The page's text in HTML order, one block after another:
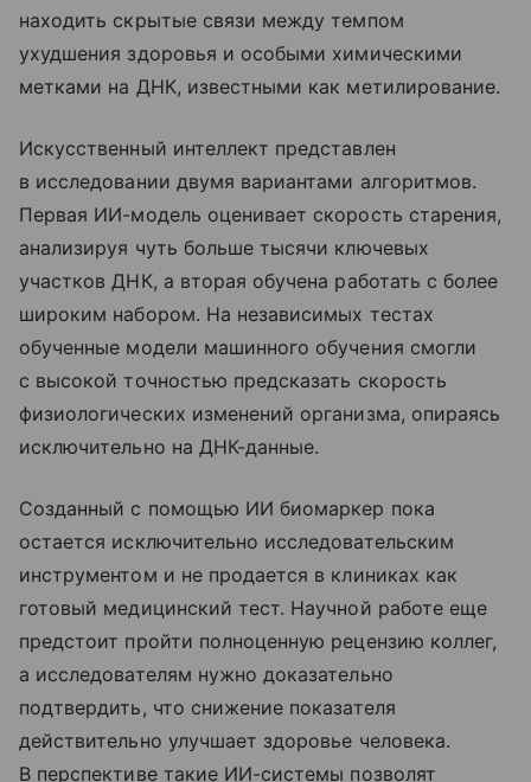
находить скрытые связи между темпом
ухудшения здоровья и особыми химическими
метками на ДНК, известными как метилирование.
Искусственный интеллект представлен
в исследовании двумя вариантами алгоритмов.
Первая ИИ-модель оценивает скорость старения,
анализируя чуть больше тысячи ключевых
участков ДНК, а вторая обучена работать с более
широким набором. На независимых тестах
обученные модели машинного обучения смогли
с высокой точностью предсказать скорость
физиологических изменений организма, опираясь
исключительно на ДНК-данные.
Созданный с помощью ИИ биомаркер пока
остается исключительно исследовательским
инструментом и не продается в клиниках как
готовый медицинский тест. Научной работе еще
предстоит пройти полноценную рецензию коллег,
а исследователям нужно доказательно
подтвердить, что снижение показателя
действительно улучшает здоровье человека.
В перспективе такие ИИ-системы позволят